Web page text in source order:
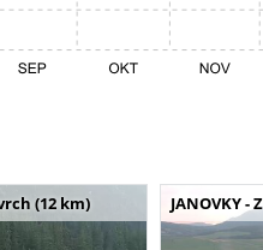
(12 km) JANOVKY -